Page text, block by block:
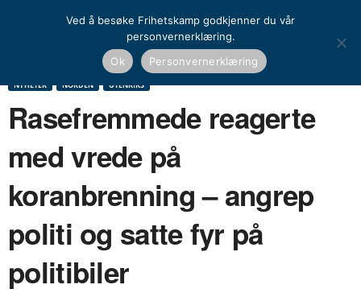
Norden
Rasefremmede reagerte med vrede på koranbrenning –
angrep politi og satte fyr...
NYHETER NORDEN UTENRIKS
Rasefremmede reagerte
med vrede på
koranbrenning – angrep
politi og satte fyr på
politibiler
Ved å besøke Frihetskamp godkjenner du vår
personvernerklæring.
Ok
Personvernerklæring